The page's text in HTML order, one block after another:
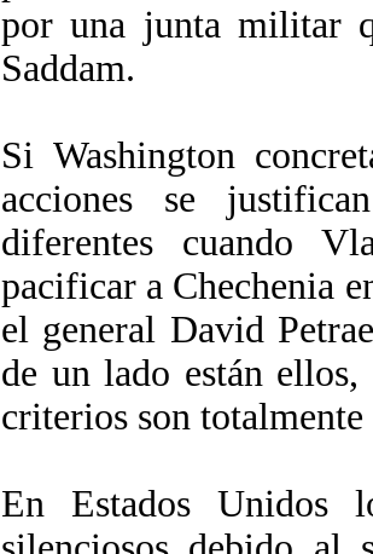
por una junta militar
Saddam.
Si Washington
acciones se
diferentes cuando
pacificar a Chechenia
el general David
de un lado están
criterios son
En Estados Unidos